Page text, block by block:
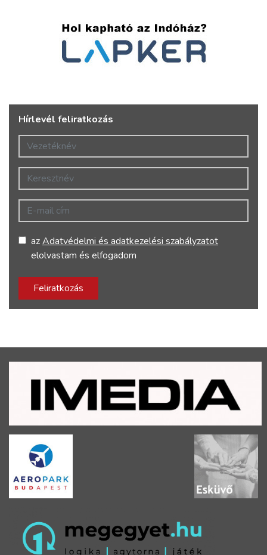
Hírlevél feliratkozás
Vezetéknév
Keresztnév
E-mail cím
azAdatvédelmi és adatkezelési szabályzatot
elolvastam és elfogadom
Feliratkozás